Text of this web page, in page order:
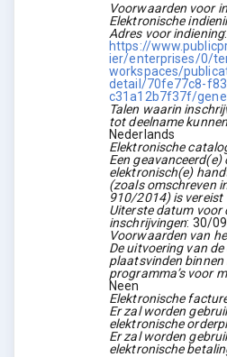
Voorwaarden voor
Elektronische
Adres voor indiening:
https://
ier/enterprises/0/
workspaces/
detail/70fe77c8-
c31a12b7f37f/
Talen waarin
tot deelname
Nederlands
Elektronische
Een
elektronisch(e)
(zoals omschreven
910/2014) is vereist
Uiterste datum voor
inschrijvingen: 30/
Voorwaarden van
De uitvoering van
plaatsvinden binnen
programma’s voor
Neen
Elektronische
Er zal worden
elektronische
Er zal worden
elektronische